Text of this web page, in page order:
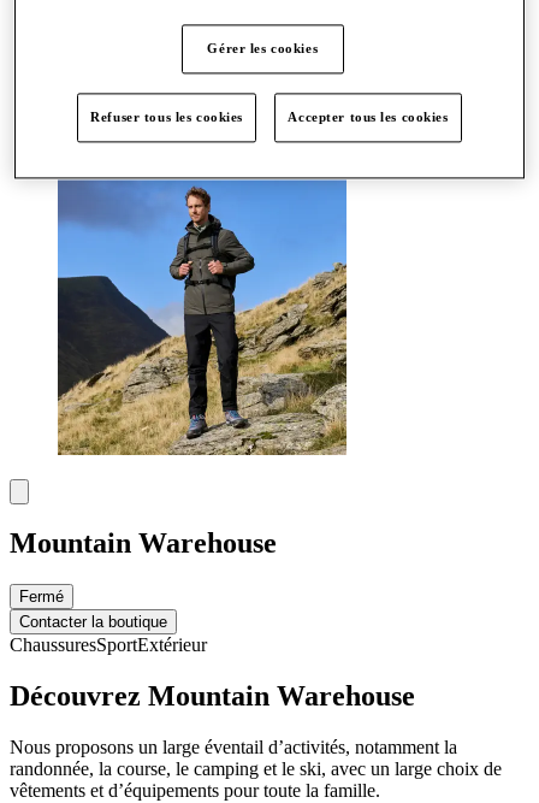
Mangez et buvez
Mountain Warehouse
Fermé
Contacter la boutique
ChaussuresSportExtérieur
Découvrez Mountain Warehouse
Nous proposons un large éventail d’activités, notamment la
randonnée, la course, le camping et le ski, avec un large choix de
vêtements et d’équipements pour toute la famille.
Gérer les cookies
Refuser tous les cookies Accepter tous les cookies